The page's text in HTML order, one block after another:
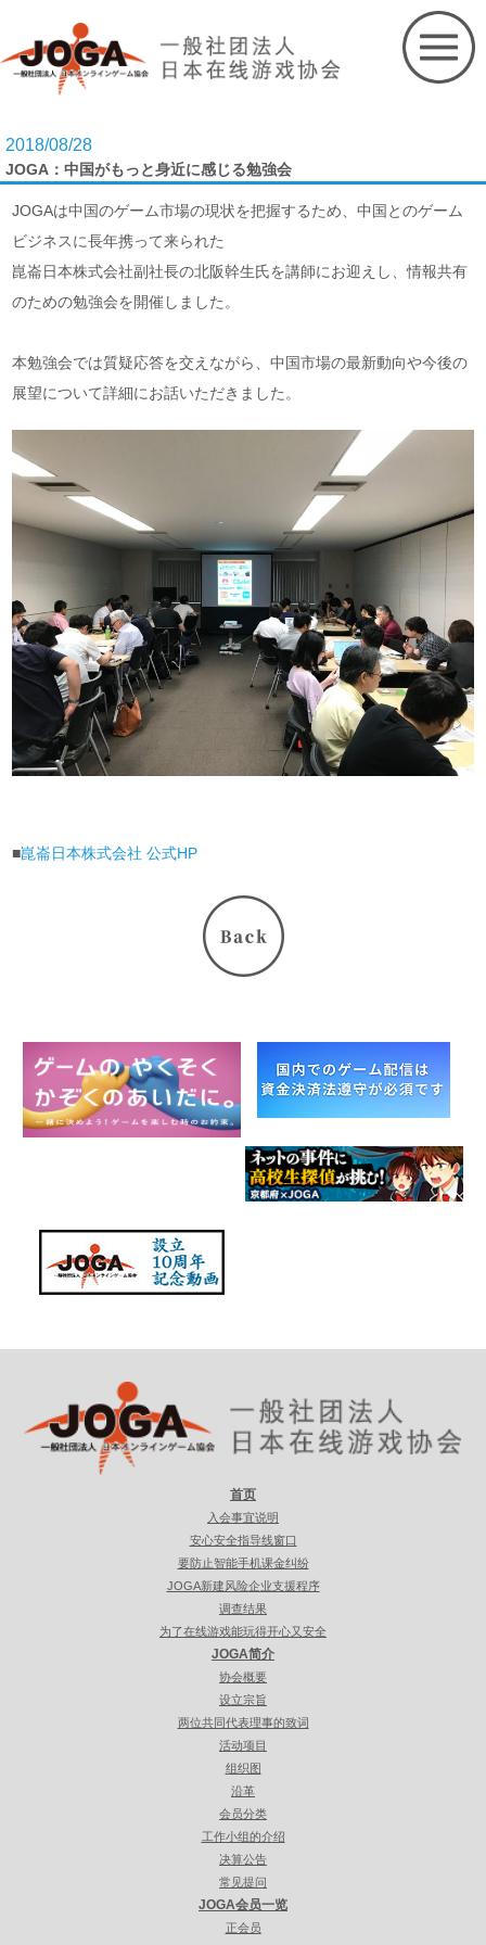
content
2018/08/28
JOGA：中国がもっと身近に感じる勉強会
JOGAは中国のゲーム市場の現状を把握するため、中国とのゲーム
ビジネスに長年携って来られた
崑崙日本株式会社副社長の北阪幹生氏を講師にお迎えし、情報共有
のための勉強会を開催しました。
本勉強会では質疑応答を交えながら、中国市場の最新動向や今後の
展望について詳細にお話いただきました。
■崑崙日本株式会社 公式HP
首页
入会事宜说明
安心安全指导线窗口
要防止智能手机课金纠纷
JOGA新建风险企业支援程序
调查结果
为了在线游戏能玩得开心又安全
JOGA简介
协会概要
设立宗旨
两位共同代表理事的致词
活动项目
组织图
沿革
会员分类
工作小组的介绍
决算公告
常见提问
JOGA会员一览
正会员